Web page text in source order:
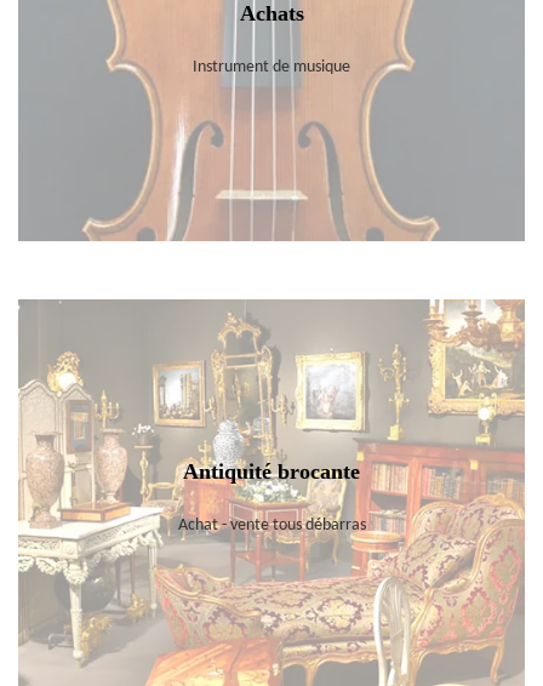
Achats
Instrument de musique
Antiquité brocante
Achat - vente tous débarras